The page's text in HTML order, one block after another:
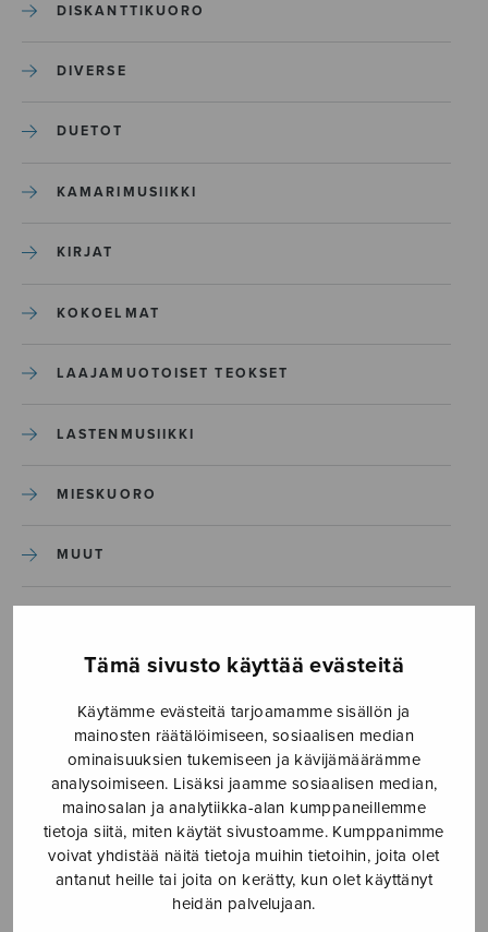
Tämä sivusto käyttää evästeitä
Käytämme evästeitä tarjoamamme sisällön ja
mainosten räätälöimiseen, sosiaalisen median
ominaisuuksien tukemiseen ja kävijämäärämme
analysoimiseen. Lisäksi jaamme sosiaalisen median,
mainosalan ja analytiikka-alan kumppaneillemme
tietoja siitä, miten käytät sivustoamme. Kumppanimme
voivat yhdistää näitä tietoja muihin tietoihin, joita olet
antanut heille tai joita on kerätty, kun olet käyttänyt
heidän palvelujaan.
DISKANTTIKUORO
DIVERSE
DUETOT
KAMARIMUSIIKKI
KIRJAT
KOKOELMAT
LAAJAMUOTOISET TEOKSET
LASTENMUSIIKKI
MIESKUORO
MUUT
SEKAKUORO
SOITINKOULUT JA OPPAAT
SOITINMUSIIKKI
YKSINLAULU